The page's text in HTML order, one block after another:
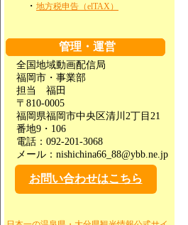
・ 地方税申告（elTAX）
管理・運営
全国地域動画配信局
福岡市・事業部
担当 福田
〒810-0005
福岡県福岡市中央区清川2丁目21
番地9・106
電話：092-201-3068
メール：nishichina66_88@ybb.ne.jp
お問い合わせはこちら